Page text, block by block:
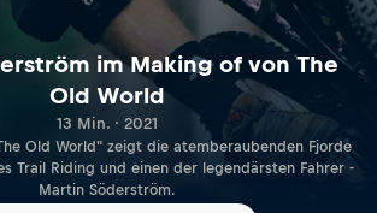
im Making of von The
Old World
13 Min. · 2021
Old World" zeigt die atemberaubenden Fjorde
Trail Riding und einen der legendärsten Fahrer -
Martin Söderström.